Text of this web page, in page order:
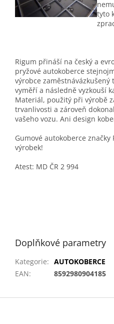
tyto
Rigum přináší na český a
pryžové autokoberce
výrobce
vyměří a následně vyzkouší
Materiál, použitý při výrobě
trvanlivosti a zároveň
vašeho vozu. Ani design
Gumové autokoberce značky
výrobek!
Atest: MD ČR 2 994
Doplňkové parametry
Kategorie: AUTOKOBERCE
EAN: 8592980904185
Z